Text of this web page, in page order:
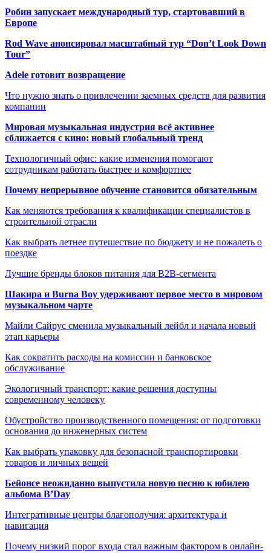
Робин запускает международный тур, стартовавший в
Европе
Rod Wave анонсировал масштабный тур “Don’t Look Down
Tour”
Adele готовит возвращение
Что нужно знать о привлечении заемных средств для развития
компании
Мировая музыкальная индустрия всё активнее
сближается с кино: новый глобальный тренд
Технологичный офис: какие изменения помогают
сотрудникам работать быстрее и комфортнее
Почему непрерывное обучение становится обязательным
Как меняются требования к квалификации специалистов в
строительной отрасли
Как выбрать летнее путешествие по бюджету и не пожалеть о
поездке
Лучшие бренды блоков питания для B2B-сегмента
Шакира и Burna Boy удерживают первое место в мировом
музыкальном чарте
Майли Сайрус сменила музыкальный лейбл и начала новый
этап карьеры
Как сократить расходы на комиссии и банковское
обслуживание
Экологичный транспорт: какие решения доступны
современному человеку
Обустройство производственного помещения: от подготовки
основания до инженерных систем
Как выбрать упаковку для безопасной транспортировки
товаров и личных вещей
Бейонсе неожиданно выпустила новую песню к юбилею
альбома B’Day
Интегративные центры благополучия: архитектура и
навигация
Почему низкий порог входа стал важным фактором в онлайн-